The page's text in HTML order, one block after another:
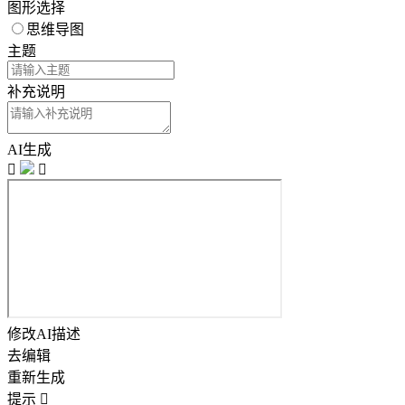
图形选择
思维导图
主题
补充说明
AI生成


修改AI描述
去编辑
重新生成
提示 